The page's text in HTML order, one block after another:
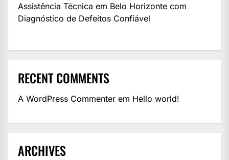
Assistência Técnica em Belo Horizonte com
Diagnóstico de Defeitos Confiável
RECENT COMMENTS
A WordPress Commenter em Hello world!
ARCHIVES